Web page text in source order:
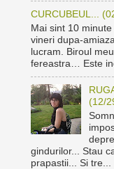
CURCUBEUL...
Mai sint 10
vineri dupa-
lucram. Biroul
fereastra… Este
(12/
gindurilor... Stau
prapastii... Si tre...